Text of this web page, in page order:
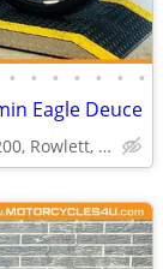
• • • • • • •
Eagle Deuce
4210 Industrial St Suite 200, Rowlett, TX 75088